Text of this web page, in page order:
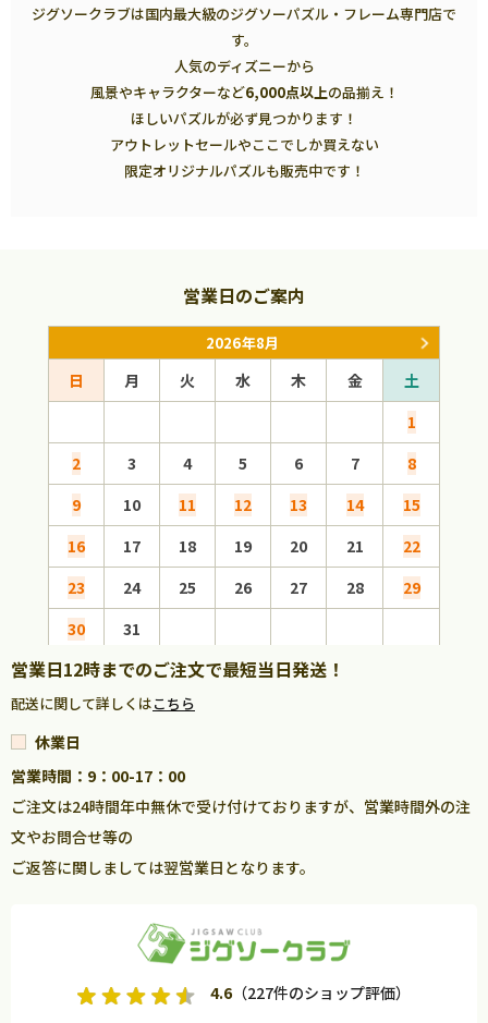
ジグソークラブは国内最大級のジグソーパズル・フレーム専門店で
す。
人気のディズニーから
風景やキャラクターなど6,000点以上の品揃え！
ほしいパズルが必ず見つかります！
アウトレットセールやここでしか買えない
限定オリジナルパズルも販売中です！
営業日のご案内
2026年8月
日 月 火 水 木 金
土
1
2
3 4 5 6 7
8
9
10 11 12 13 14
15
16
17 18 19 20 21
22
23
24 25 26 27 28
29
30
31
営業日12時までのご注文で最短当日発送！
配送に関して詳しくはこちら
休業日
営業時間：9：00-17：00
ご注文は24時間年中無休で受け付けておりますが、営業時間外の注
文やお問合せ等の
ご返答に関しましては翌営業日となります。
4.6（227件のショップ評価）